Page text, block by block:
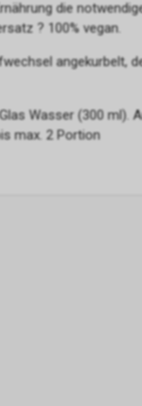
die
? 100% vegan.
angekurbelt,
Wasser (300 ml).
max. 2 Portion